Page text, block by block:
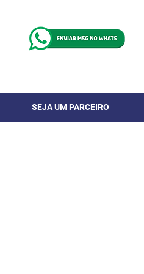
SEJA UM PARCEIRO